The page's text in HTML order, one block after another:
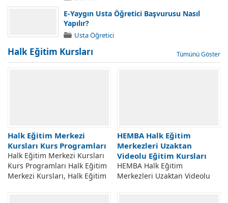
E-Yaygın Usta Öğretici Başvurusu Nasıl
Yapılır?
Usta Öğretici
Halk Eğitim Kursları Tümünü Göster
Halk Eğitim Merkezi
Kursları Kurs Programları
Halk Eğitim Merkezi Kursları
Kurs Programları Halk Eğitim
Merkezi Kursları, Halk Eğitim
HEMBA Halk Eğitim
Merkezleri Uzaktan
Videolu Eğitim Kursları
HEMBA Halk Eğitim
Merkezleri Uzaktan Videolu